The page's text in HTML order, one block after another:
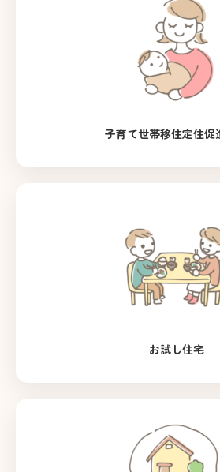
子育て世帯移住定住促
お試し住宅